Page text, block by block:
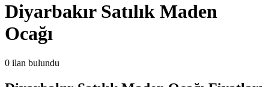
Diyarbakır Satılık Maden
Ocağı
0 ilan bulundu